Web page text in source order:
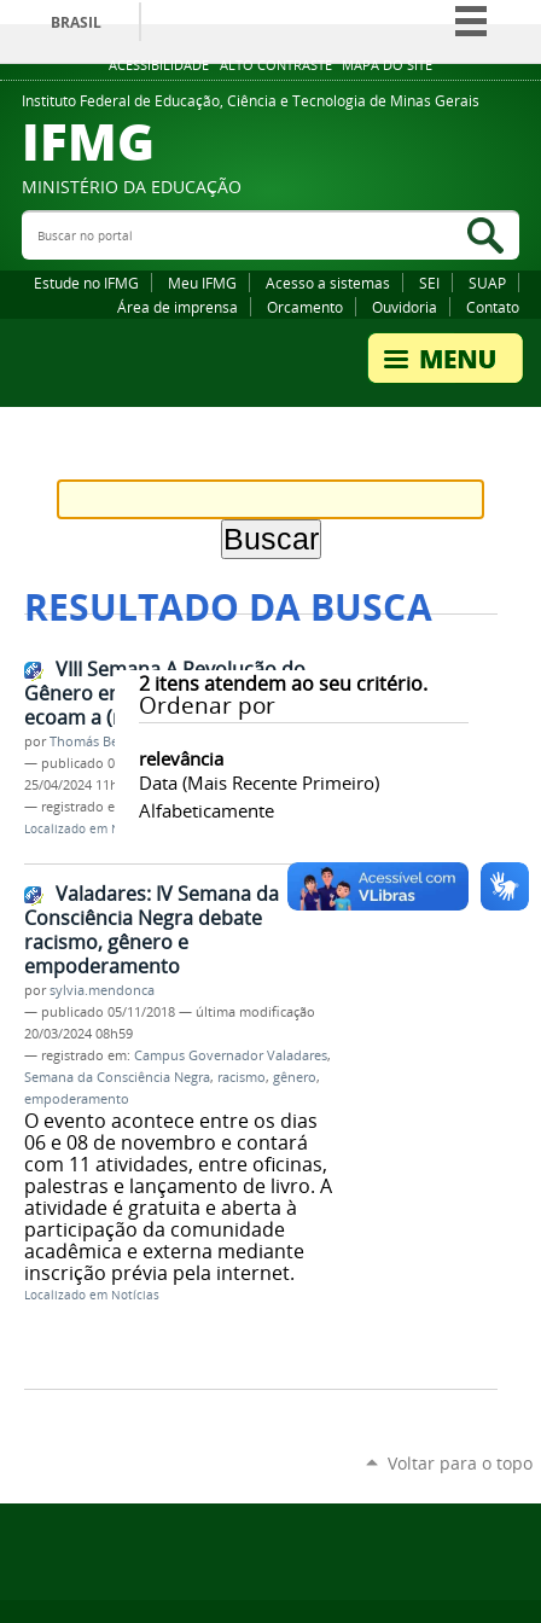
ACESSIBILIDADE ALTO CONTRASTE MAPA DO SITE
BRASIL
Simplifique!
Comunica BR
Legislação
Instituto Federal de Educação, Ciência e Tecnologia de Minas Gerais
IFMG
MINISTÉRIO DA EDUCAÇÃO
Buscar no portal
Estude no IFMG Meu IFMG Acesso a sistemas SEI
SUAP
Área de imprensa
Orcamento Ouvidoria Contato
RESULTADO DA BUSCA
2itens atendem ao seu critério.
Ordenar por
relevância
Data (mais Recente Primeiro)
Alfabeticamente
VIII Semana A Revolução do
Gênero em Bambuí: Vozes que
ecoam a (re)Existência!
porThomás Bertozzi de Oliveira e Sousa Leão
— publicado 08/04/2024—última modificação
25/04/2024 11h58
— registrado em:
Campus Bambuí,gênero
Localizado em Notícias
Valadares: IV Semana da
Consciência Negra debate
racismo, gênero e
empoderamento
porsylvia.mendonca
— publicado 05/11/2018 — última modificação
20/03/2024 08h59
— registrado em: Campus Governador Valadares,
Semana da Consciência Negra, racismo, gênero,
empoderamento
O evento acontece entre os dias
06 e 08 de novembro e contará
com 11 atividades, entre oficinas,
palestras e lançamento de livro. A
atividade é gratuita e aberta à
participação da comunidade
acadêmica e externa mediante
inscrição prévia pela internet.
Localizado em Notícias
Voltar para o topo